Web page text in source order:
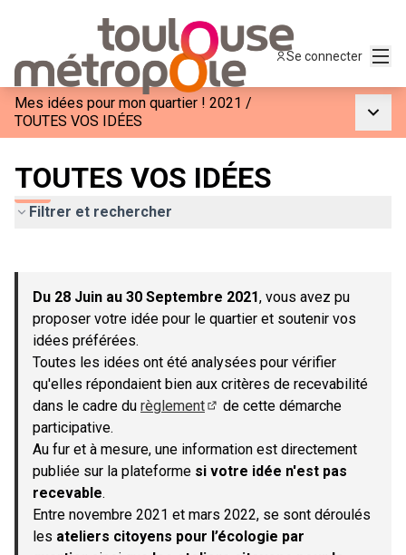
Se connecter
Mes idées pour mon quartier ! 2021 /
TOUTES VOS IDÉES
TOUTES VOS IDÉES
Filtrer et rechercher
−
Du 28 Juin au 30 Septembre 2021, vous avez pu
proposer votre idée pour le quartier et soutenir vos
idées préférées.
Toutes les idées ont été analysées pour vérifier
qu'elles répondaient bien aux critères de recevabilité
dans le cadre du règlement
de cette démarche
participative.
Au fur et à mesure, une information est directement
publiée sur la plateforme si votre idée n'est pas
recevable.
Entre novembre 2021 et mars 2022, se sont déroulés
les ateliers citoyens pour l’écologie par